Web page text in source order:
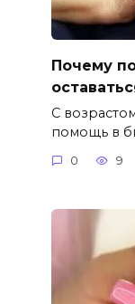
Почему
С
помощь в
0 9